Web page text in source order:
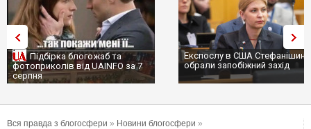
Підбірка блогожаб та
фотоприколів від UAINFO за 7
серпня
Експослу в США
обрали запобіжний захід
Вся правда з блогосфери » Новини блогосфери »